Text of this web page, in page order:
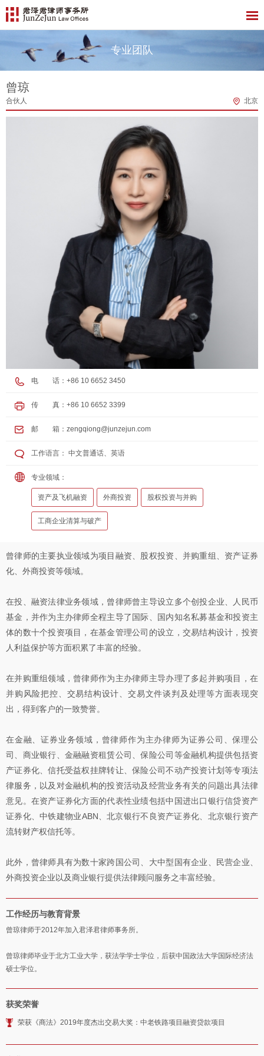
专业团队
曾琼
合伙人 北京
电 话：+86 10 6652 3450
传 真：+86 10 6652 3399
邮 箱： zengqiong@junzejun.com
工作语言： 中文普通话、英语
专业领域：
资产及飞机融资 外商投资 股权投资与并购
工商企业清算与破产
曾律师的主要执业领域为项目融资、股权投资、并购重组、资产证券
化、外商投资等领域。
在投、融资法律业务领域，曾律师曾主导设立多个创投企业、人民币
基金，并作为主办律师全程主导了国际、国内知名私募基金和投资主
体的数十个投资项目，在基金管理公司的设立，交易结构设计，投资
人利益保护等方面积累了丰富的经验。
在并购重组领域，曾律师作为主办律师主导办理了多起并购项目，在
并购风险把控、交易结构设计、交易文件谈判及处理等方面表现突
出，得到客户的一致赞誉。
在金融、证券业务领域，曾律师作为主办律师为证券公司、保理公
司、商业银行、金融融资租赁公司、保险公司等金融机构提供包括资
产证券化、信托受益权挂牌转让、保险公司不动产投资计划等专项法
律服务，以及对金融机构的投资活动及经营业务有关的问题出具法律
意见。在资产证券化方面的代表性业绩包括中国进出口银行信贷资产
证券化、中铁建物业ABN、北京银行不良资产证券化、北京银行资产
流转财产权信托等。
此外，曾律师具有为数十家跨国公司、大中型国有企业、民营企业、
外商投资企业以及商业银行提供法律顾问服务之丰富经验。
工作经历与教育背景
曾琼律师于2012年加入君泽君律师事务所。
曾琼律师毕业于北方工业大学，获法学学士学位，后获中国政法大学国际经济法
硕士学位。
获奖荣誉
荣获《商法》2019年度杰出交易大奖：中老铁路项目融资贷款项目